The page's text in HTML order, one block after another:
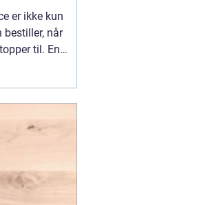
er ikke kun
bestiller, når
til. En
af
sig til større